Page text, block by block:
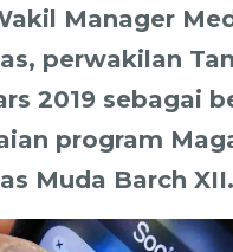
Manager
perwakilan
2019 sebagai
program
Muda Barch XII.